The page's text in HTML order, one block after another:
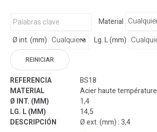
Material
Ø int. (mm)
Lg. L (mm)
REINICIAR
BS18
Acier haute température
1,4
14,5
Ø ext. (mm) : 3,4